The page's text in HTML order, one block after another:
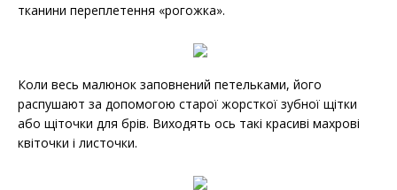
тканини переплетення «рогожка».
Коли весь малюнок заповнений петельками, його
распушают за допомогою старої жорсткої зубної щітки
або щіточки для брів. Виходять ось такі красиві махрові
квіточки і листочки.